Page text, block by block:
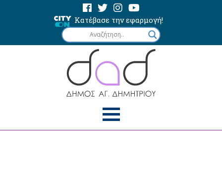
Κατέβασε την εφαρμογή!